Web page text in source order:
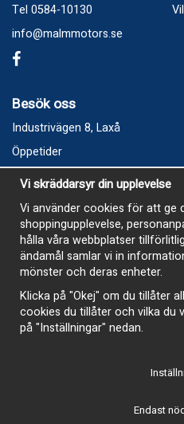
Tel 0584-10130
info@malmmotors.se
Besök oss
Industrivägen 8, Laxå
Öppetider
Vecka 32
Måndag kl 9-12, kl 13 - 15
Onsdag kl 9-12, kl 13 - 15
Tisdag, Tordag och Fredag
E-Handelsbutiken är öppen och
sommaren
Vi skräddarsyr din upplevelse
Vi använder cookies för att ge
shoppingupplevelse,
hålla våra webbplatser
ändamål samlar vi in
mönster och deras enheter.
Klicka på "Okej" om du tillåter
cookies du tillåter och vilka du
på "Inställningar" nedan.
Endast